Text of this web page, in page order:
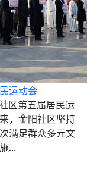
运动会
区第五届居民运
，金阳社区坚持
满足群众多元文
...